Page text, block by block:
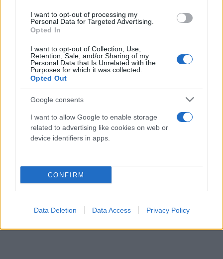
I want to opt-out of processing my
Personal Data for Targeted Advertising.
Opted In
I want to opt-out of Collection, Use,
Retention, Sale, and/or Sharing of my
Personal Data that Is Unrelated with the
Purposes for which it was collected.
Opted Out
Google consents
I want to allow Google to enable storage
related to advertising like cookies on web or
device identifiers in apps.
CONFIRM
Data Deletion Data Access Privacy Policy
Κάποιος άλλος χαρακτήρισε την ιδέα
καταπληκτική, αφού αστειευόμενος έγραψε «
τουλάχιστον θα έχει για πολύ καιρό καύσιμα.»